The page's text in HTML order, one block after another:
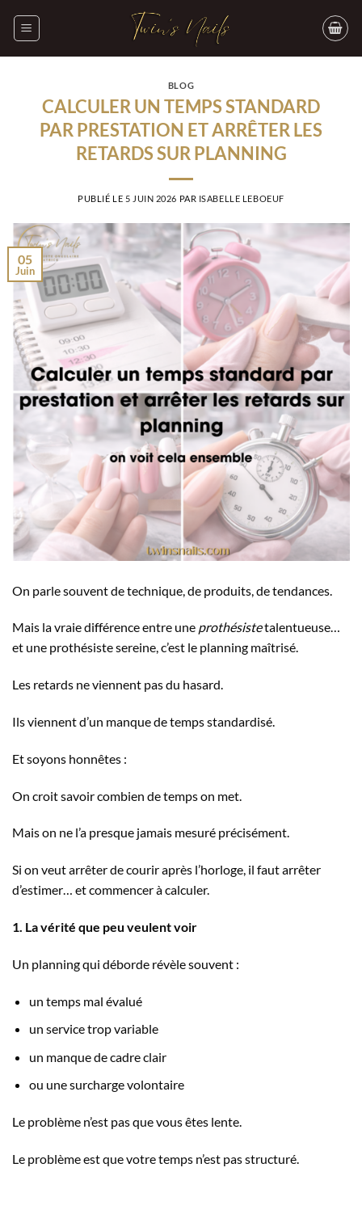
BLOG
CALCULER UN TEMPS STANDARD
PAR PRESTATION ET ARRÊTER LES
RETARDS SUR PLANNING
PUBLIÉ LE 5 JUIN 2026 PAR ISABELLE LEBOEUF
05
Juin
On parle souvent de technique, de produits, de tendances.
Mais la vraie différence entre une prothésistetalentueuse…
et une prothésiste sereine, c’est le planning maîtrisé.
Les retards ne viennent pas du hasard.
Ils viennent d’un manque de temps standardisé.
Et soyons honnêtes :
On croit savoir combien de temps on met.
Mais on ne l’a presque jamais mesuré précisément.
Si on veut arrêter de courir après l’horloge, il faut arrêter
d’estimer… et commencer à calculer.
1. La vérité que peu veulent voir
Un planning qui déborde révèle souvent :
un temps mal évalué
un service trop variable
un manque de cadre clair
ou une surcharge volontaire
Le problème n’est pas que vous êtes lente.
Le problème est que votre temps n’est pas structuré.